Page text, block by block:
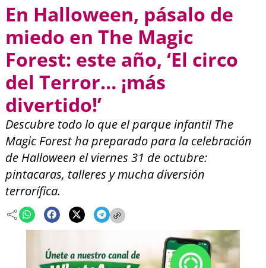
En Halloween, pásalo de
miedo en The Magic
Forest: este año, ‘El circo
del Terror… ¡más
divertido!’
Descubre todo lo que el parque infantil The
Magic Forest ha preparado para la celebración
de Halloween el viernes 31 de octubre:
pintacaras, talleres y mucha diversión
terrorífica.